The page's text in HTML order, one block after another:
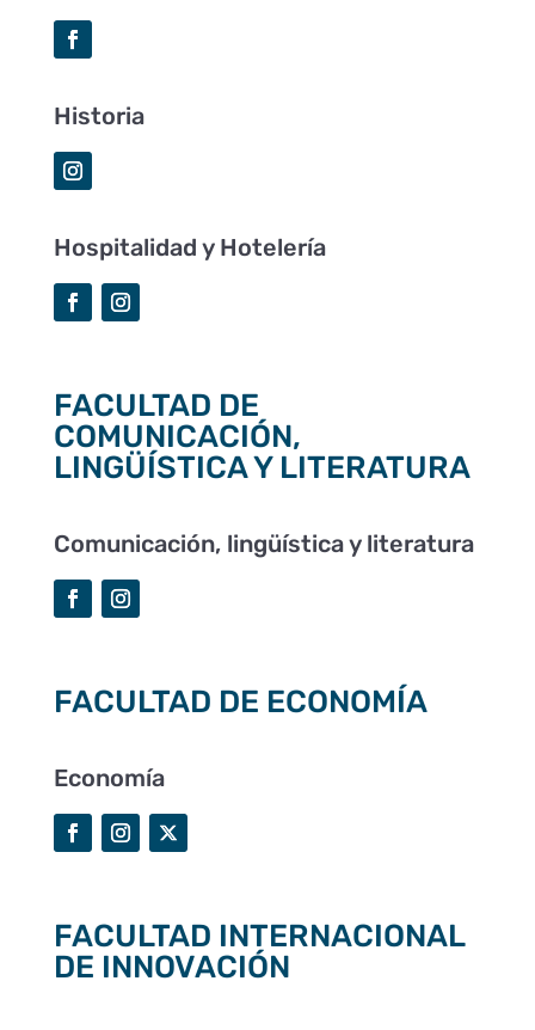
Historia
Hospitalidad y Hotelería
FACULTAD DE
COMUNICACIÓN,
LINGÜÍSTICA Y LITERATURA
Comunicación, lingüística y literatura
FACULTAD DE ECONOMÍA
Economía
FACULTAD INTERNACIONAL
DE INNOVACIÓN